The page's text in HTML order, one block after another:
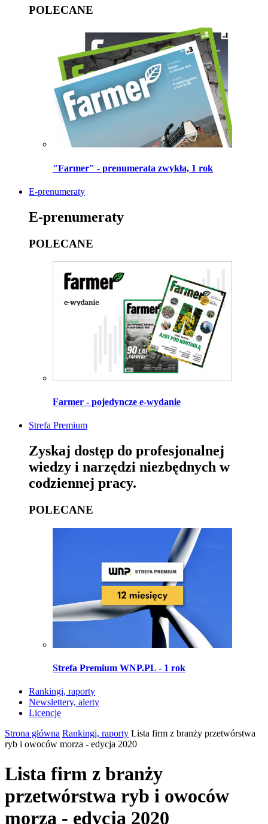
POLECANE
"Farmer" - prenumerata zwykła, 1 rok
E-prenumeraty
E-prenumeraty
POLECANE
Farmer - pojedyncze e-wydanie
Strefa Premium
Zyskaj dostęp do profesjonalnej
wiedzy i narzędzi niezbędnych w
codziennej pracy.
POLECANE
Strefa Premium WNP.PL - 1 rok
Rankingi, raporty
Newslettery, alerty
Licencje
Strona główna Rankingi, raporty Lista firm z branży przetwórstwa
ryb i owoców morza - edycja 2020
Lista firm z branży
przetwórstwa ryb i owoców
morza - edycja 2020